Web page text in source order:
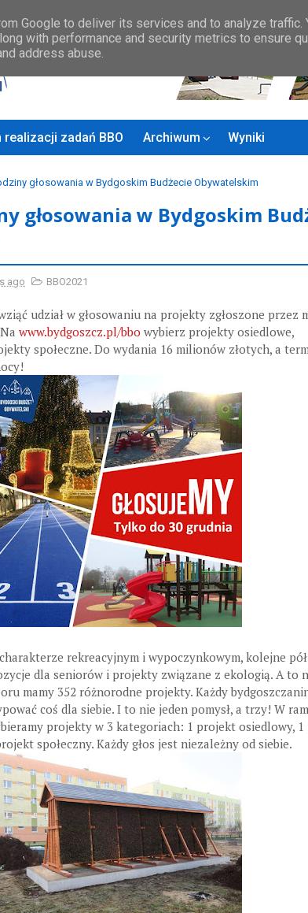
zadań BBO Archiwum Wyniki
głosowania w Bydgoskim Budżecie Obywatelskim
głosowania w Bydgoskim
ago BBO2021
udział w głosowaniu na projekty zgłoszone przez
www.bydgoszcz.pl/bbo wybierz projekty osiedlowe,
społeczne. Do wydania 16 milionów złotych, a
rekreacyjnym i wypoczynkowym, kolejne
dla seniorów i projekty związane z ekologią. A to
mamy 352 różnorodne projekty. Każdy
coś dla siebie. I to nie jeden pomysł, a trzy! W
projekty w 3 kategoriach: 1 projekt osiedlowy,
społeczny. Każdy głos jest niezależny od siebie.
Google to deliver its services and to analyze traffic.
with performance and security metrics to ensure
address abuse.